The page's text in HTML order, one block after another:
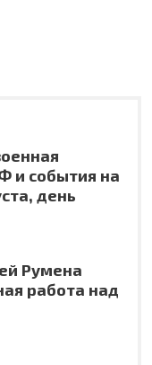
и события на
день
Румена
работа над